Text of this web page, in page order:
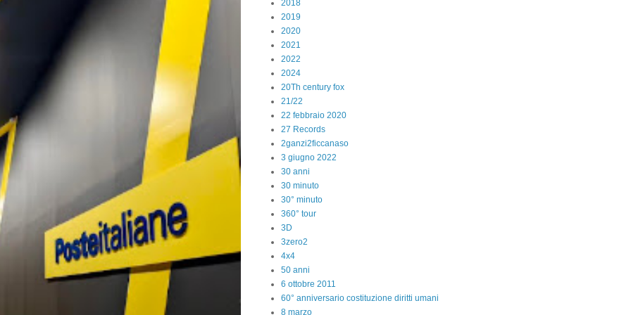
2018
2019
2020
2021
2022
2024
20Th century fox
21/22
22 febbraio 2020
27 Records
2ganzi2ficcanaso
3 giugno 2022
30 anni
30 minuto
30° minuto
360° tour
3D
3zero2
4x4
50 anni
6 ottobre 2011
60° anniversario costituzione diritti umani
8 marzo